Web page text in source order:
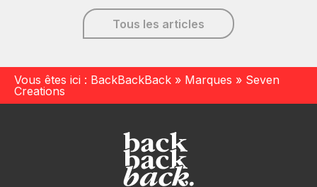
Tous les articles
Vous êtes ici : BackBackBack » Marques » Seven
Creations